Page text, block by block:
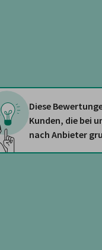
Diese
Kunden, die bei
nach Anbieter